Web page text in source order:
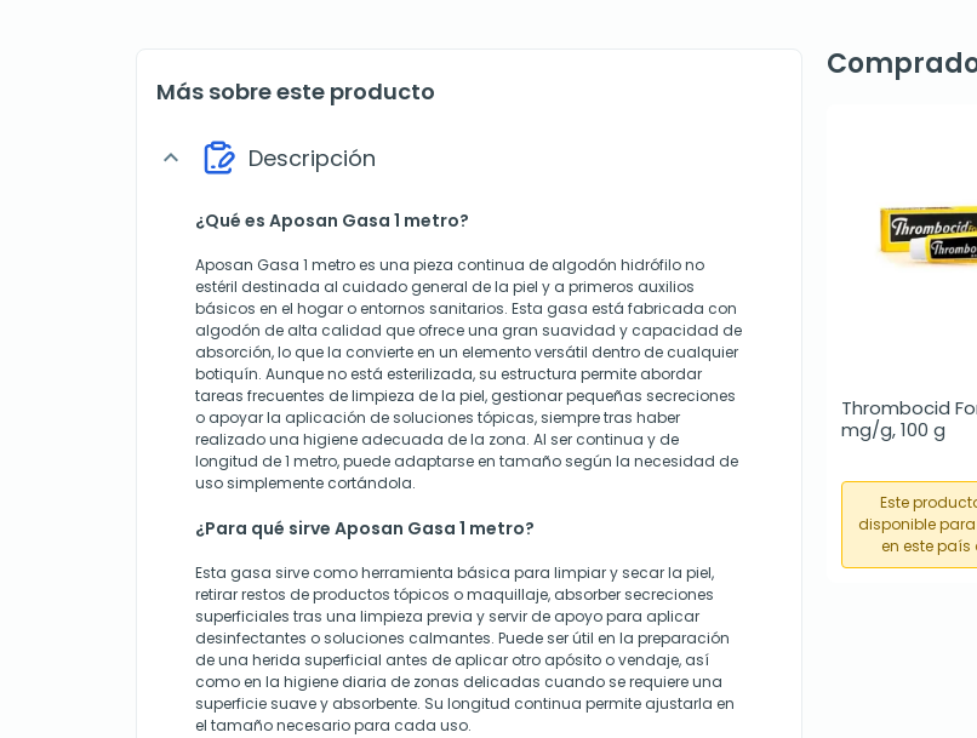
Más sobre este producto
expand_more Descripción
¿Qué es Aposan Gasa 1 metro?
Aposan Gasa 1 metro es una pieza continua de algodón hidrófilo no
estéril destinada al cuidado general de la piel y a primeros auxilios
básicos en el hogar o entornos sanitarios. Esta gasa está fabricada con
algodón de alta calidad que ofrece una gran suavidad y capacidad de
absorción, lo que la convierte en un elemento versátil dentro de cualquier
botiquín. Aunque no está esterilizada, su estructura permite abordar
tareas frecuentes de limpieza de la piel, gestionar pequeñas secreciones
o apoyar la aplicación de soluciones tópicas, siempre tras haber
realizado una higiene adecuada de la zona. Al ser continua y de
longitud de 1 metro, puede adaptarse en tamaño según la necesidad de
uso simplemente cortándola.
¿Para qué sirve Aposan Gasa 1 metro?
Esta gasa sirve como herramienta básica para limpiar y secar la piel,
retirar restos de productos tópicos o maquillaje, absorber secreciones
superficiales tras una limpieza previa y servir de apoyo para aplicar
desinfectantes o soluciones calmantes. Puede ser útil en la preparación
de una herida superficial antes de aplicar otro apósito o vendaje, así
como en la higiene diaria de zonas delicadas cuando se requiere una
superficie suave y absorbente. Su longitud continua permite ajustarla en
el tamaño necesario para cada uso.
Thrombocid
mg/g, 100 g
Este
disponible
en este país